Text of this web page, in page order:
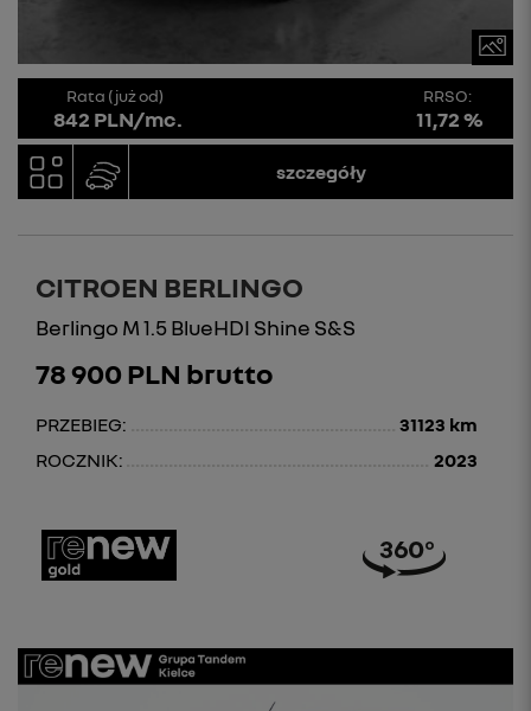
Rata (już od)
842 PLN/mc.
RRSO:
11,72 %
szczegóły
CITROEN BERLINGO
Berlingo M 1.5 BlueHDI Shine S&S
78 900 PLN brutto
PRZEBIEG:
31123 km
ROCZNIK:
2023